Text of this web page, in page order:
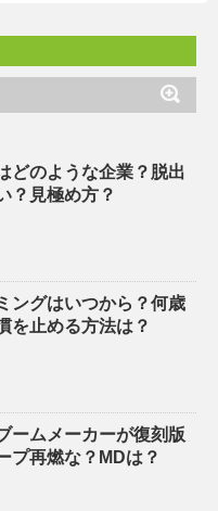
どのような企業？脱出
？見極め方？
ングはいつから？何歳
を止める方法は？
ームメーカーが復刻版
プ再燃な？MDは？